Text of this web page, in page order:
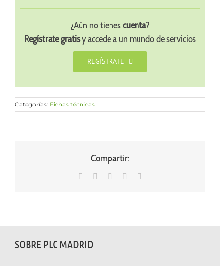
¿Aún no tienescuenta?
Regístrate gratisy accede a un mundo de servicios
REGÍSTRATE
Categorías: Fichas técnicas
Compartir:
WhatsAppLinkedInFacebook
SOBRE PLC MADRID